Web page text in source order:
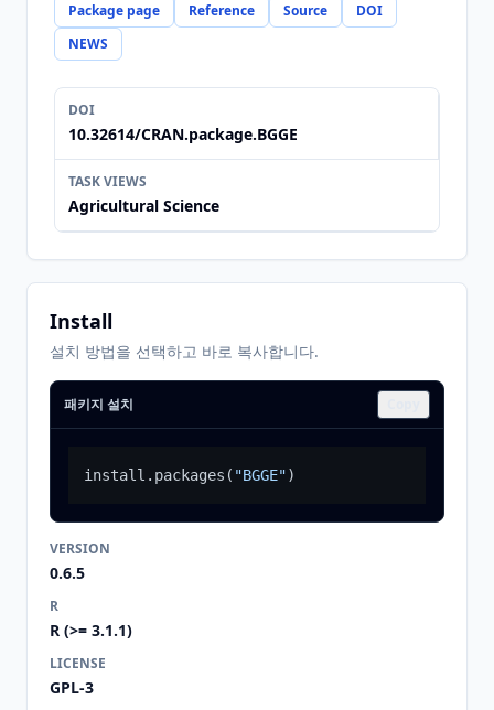
Package page Reference Source
DOI
NEWS
DOI
10.32614/CRAN.package.BGGE
TASK VIEWS
Agricultural Science
Install
설치 방법을 선택하고 바로 복사합니다.
패키지 설치
install.packages ( "BGGE")
VERSION
0.6.5
R
R (>= 3.1.1)
LICENSE
GPL-3